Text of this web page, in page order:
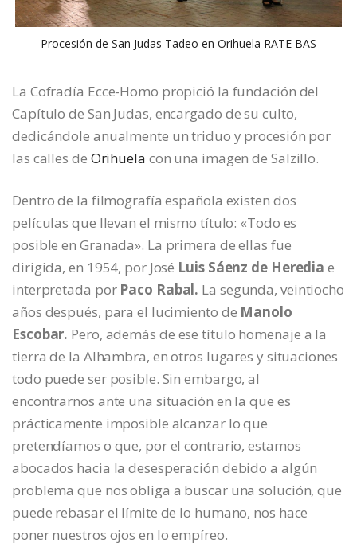
Procesión de San Judas Tadeo en Orihuela RATE BAS
La Cofradía Ecce-Homo propició la fundación del
Capítulo de San Judas, encargado de su culto,
dedicándole anualmente un triduo y procesión por
las calles de Orihuela con una imagen de Salzillo.
Dentro de la filmografía española existen dos
películas que llevan el mismo título: «Todo es
posible en Granada». La primera de ellas fue
dirigida, en 1954, por José Luis Sáenz de Heredia e
interpretada porPaco Rabal. La segunda, veintiocho
años después, para el lucimiento de Manolo
Escobar. Pero, además de ese título homenaje a la
tierra de la Alhambra, en otros lugares y situaciones
todo puede ser posible. Sin embargo, al
encontrarnos ante una situación en la que es
prácticamente imposible alcanzar lo que
pretendíamos o que, por el contrario, estamos
abocados hacia la desesperación debido a algún
problema que nos obliga a buscar una solución, que
puede rebasar el límite de lo humano, nos hace
poner nuestros ojos en lo empíreo.